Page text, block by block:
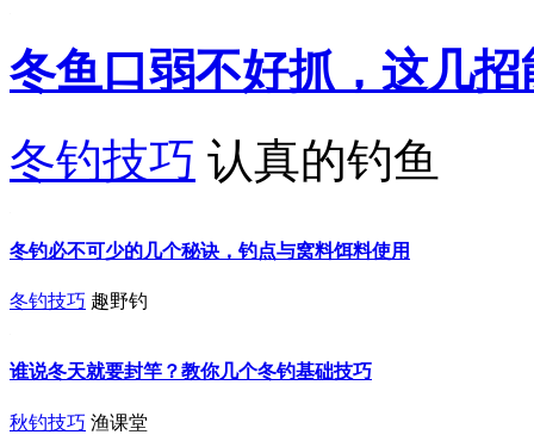
冬鱼口弱不好抓，这几
冬钓技巧 认真的钓鱼
冬钓必不可少的几个秘诀，钓点与窝料饵料使用
冬钓技巧 趣野钓
谁说冬天就要封竿？教你几个冬钓基础技巧
秋钓技巧 渔课堂